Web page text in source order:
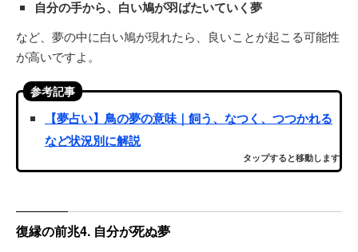
自分の手から、白い鳩が羽ばたいていく夢
など、夢の中に白い鳩が現れたら、良いことが起こる可能性
が高いですよ。
参考記事
【夢占い】鳥の夢の意味｜飼う、なつく、つつかれる
など状況別に解説
タップすると移動します
復縁の前兆4. 自分が死ぬ夢